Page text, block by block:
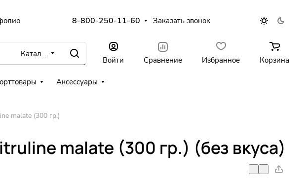
8-800-250-11-60 Заказать звонок
Каталог
Войти Сравнение Избранное Корзина
Аксессуары
malate (300 гр.)
malate (300 гр.) (без вкуса)